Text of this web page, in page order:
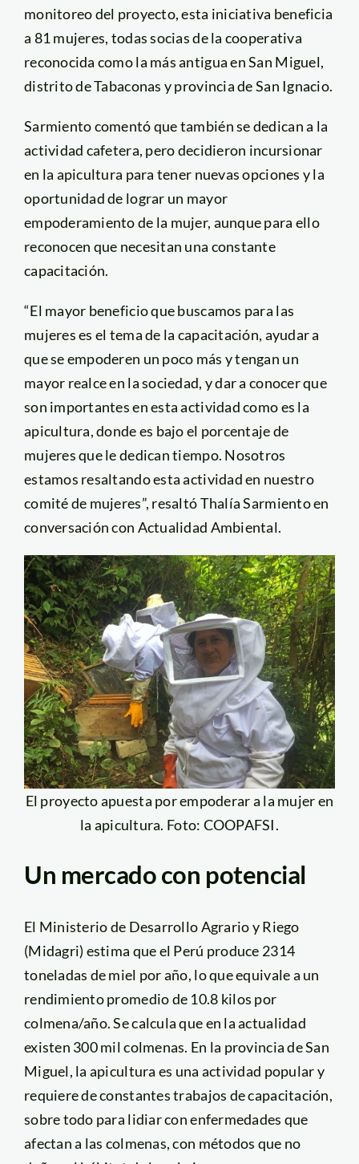
monitoreo del proyecto, esta iniciativa beneficia
a 81 mujeres, todas socias de la cooperativa
reconocida como la más antigua en San Miguel,
distrito de Tabaconas y provincia de San Ignacio.
Sarmiento comentó que también se dedican a la
actividad cafetera, pero decidieron incursionar
en la apicultura para tener nuevas opciones y la
oportunidad de lograr un mayor
empoderamiento de la mujer, aunque para ello
reconocen que necesitan una constante
capacitación.
“El mayor beneficio que buscamos para las
mujeres es el tema de la capacitación, ayudar a
que se empoderen un poco más y tengan un
mayor realce en la sociedad, y dar a conocer que
son importantes en esta actividad como es la
apicultura, donde es bajo el porcentaje de
mujeres que le dedican tiempo. Nosotros
estamos resaltando esta actividad en nuestro
comité de mujeres”, resaltó Thalía Sarmiento en
conversación con Actualidad Ambiental.
El proyecto apuesta por empoderar a la mujer en
la apicultura. Foto: COOPAFSI.
Un mercado con potencial
El Ministerio de Desarrollo Agrario y Riego
(Midagri) estima que el Perú produce 2314
toneladas de miel por año, lo que equivale a un
rendimiento promedio de 10.8 kilos por
colmena/año. Se calcula que en la actualidad
existen 300 mil colmenas. En la provincia de San
Miguel, la apicultura es una actividad popular y
requiere de constantes trabajos de capacitación,
sobre todo para lidiar con enfermedades que
afectan a las colmenas, con métodos que no